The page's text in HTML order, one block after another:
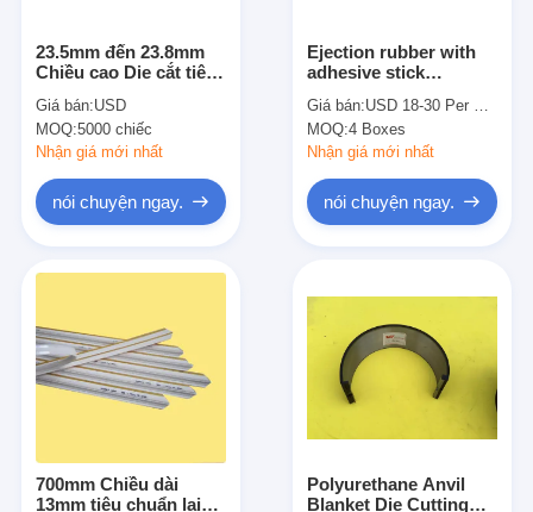
23.5mm đến 23.8mm
Chiều cao Die cắt tiêu
Bình thường punch
Side nhả punch Hole
Punch
Giá bán:USD
MOQ:5000 chiếc
Nhận giá mới nhất
nói chuyện ngay.
Ejection rubber with
adhesive stick
thickness for
Diecutting Dieboard
Giá bán:USD 18-30 Per Box
MOQ:4 Boxes
Nhận giá mới nhất
nói chuyện ngay.
700mm Chiều dài
13mm tiêu chuẩn lại
Polyurethane Anvil
Blanket Die Cutting